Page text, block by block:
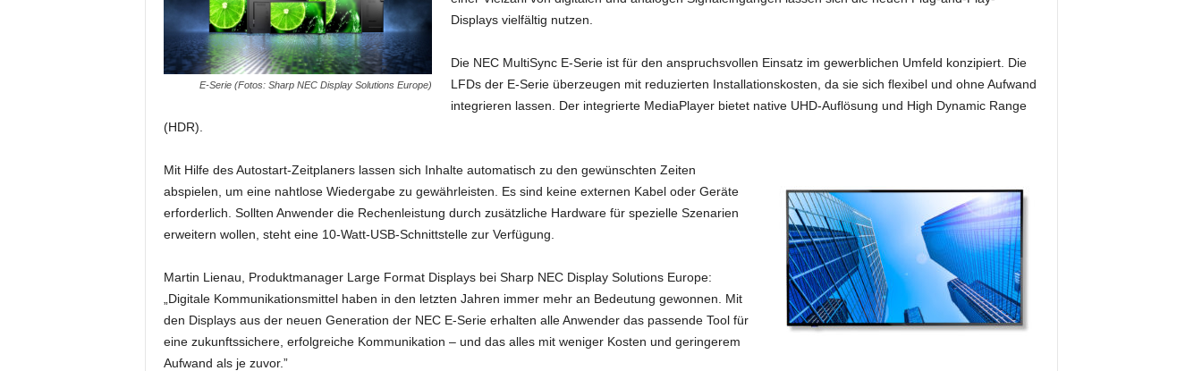
E-Serie (Fotos: Sharp NEC Display Solutions Europe)
Displays vielfältig nutzen.
Die NEC MultiSync E-Serie ist für den anspruchsvollen Einsatz im gewerblichen Umfeld konzipiert. Die
LFDs der E-Serie überzeugen mit reduzierten Installationskosten, da sie sich flexibel und ohne Aufwand
integrieren lassen. Der integrierte MediaPlayer bietet native UHD-Auflösung und High Dynamic Range
(HDR).
Mit Hilfe des Autostart-Zeitplaners lassen sich Inhalte automatisch zu den gewünschten Zeiten
abspielen, um eine nahtlose Wiedergabe zu gewährleisten. Es sind keine externen Kabel oder Geräte
erforderlich. Sollten Anwender die Rechenleistung durch zusätzliche Hardware für spezielle Szenarien
erweitern wollen, steht eine 10-Watt-USB-Schnittstelle zur Verfügung.
Martin Lienau, Produktmanager Large Format Displays bei Sharp NEC Display Solutions Europe:
„Digitale Kommunikationsmittel haben in den letzten Jahren immer mehr an Bedeutung gewonnen. Mit
den Displays aus der neuen Generation der NEC E-Serie erhalten alle Anwender das passende Tool für
eine zukunftssichere, erfolgreiche Kommunikation – und das alles mit weniger Kosten und geringerem
Aufwand als je zuvor.”